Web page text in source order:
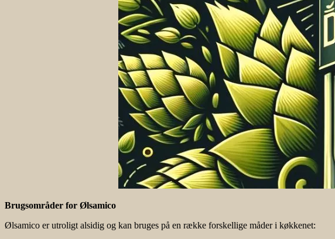
Brugsområder for Ølsamico
Ølsamico er utroligt alsidig og kan bruges på en række forskellige måder i køkkenet: